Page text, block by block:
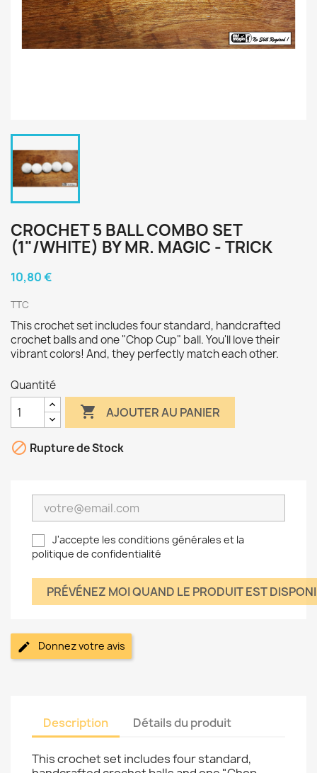
CROCHET 5 BALL COMBO SET
(1"/WHITE) BY MR. MAGIC - TRICK
10,80 €
TTC
This crochet set includes four standard, handcrafted
crochet balls and one "Chop Cup" ball. You'll love their
vibrant colors! And, they perfectly match each other.
Quantité
 AJOUTER AU PANIER
 Rupture de Stock
J'accepte les conditions générales et la
politique de confidentialité
PRÉVÉNEZ MOI QUAND LE PRODUIT EST
Donnez votre avis
Description Détails du produit
This crochet set includes four standard,